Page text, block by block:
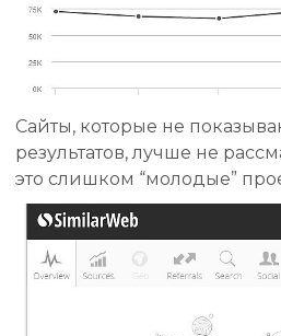
Сайты, которые не
результатов, лучше не
это слишком “молодые”